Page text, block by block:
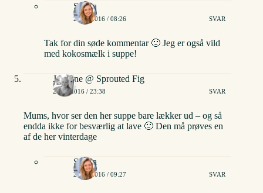
Stinna
21/01/2016 / 08:26 SVAR
Tak for din søde kommentar 🙂 Jeg er også vild
med kokosmælk i suppe!
Josefine @ Sprouted Fig
23/01/2016 / 23:38 SVAR
Mums, hvor ser den her suppe bare lækker ud – og så
endda ikke for besværlig at lave 🙂 Den må prøves en
af de her vinterdage
Stinna
24/01/2016 / 09:27 SVAR